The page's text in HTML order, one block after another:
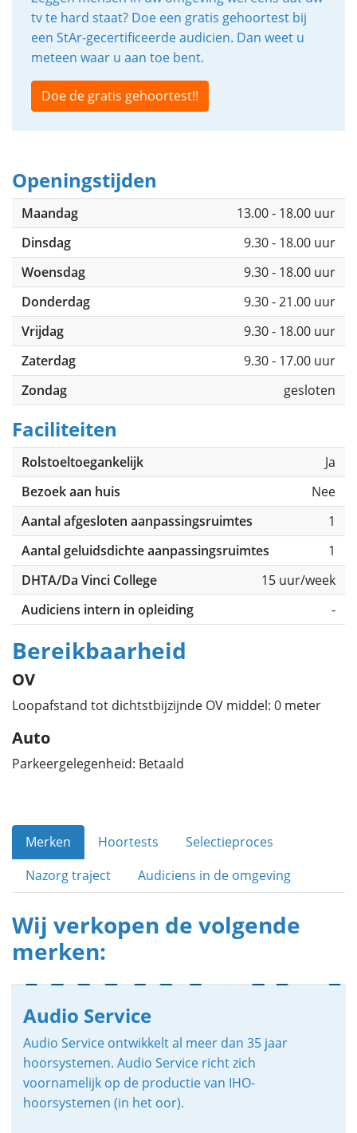
tv te hard staat? Doe een gratis gehoortest bij
een StAr-gecertificeerde audicien. Dan weet u
meteen waar u aan toe bent.
Doe de gratis gehoortest!!
Openingstijden
Maandag
13.00 - 18.00 uur
Dinsdag
9.30 - 18.00 uur
Woensdag
9.30 - 18.00 uur
Donderdag
9.30 - 21.00 uur
Vrijdag
9.30 - 18.00 uur
Zaterdag
9.30 - 17.00 uur
Zondag
gesloten
Faciliteiten
Rolstoeltoegankelijk
Ja
Bezoek aan huis
Nee
Aantal afgesloten aanpassingsruimtes
1
Aantal geluidsdichte aanpassingsruimtes
1
DHTA/Da Vinci College
15 uur/week
Audiciens intern in opleiding
-
Bereikbaarheid
OV
Loopafstand tot dichtstbijzijnde OV middel: 0 meter
Auto
Parkeergelegenheid: Betaald
Merken Hoortests
Selectieproces
Nazorg traject
Audiciens in de omgeving
Wij verkopen de volgende
merken:
Audio Service
Audio Service ontwikkelt al meer dan 35 jaar
hoorsystemen. Audio Service richt zich
voornamelijk op de productie van IHO-
hoorsystemen (in het oor).